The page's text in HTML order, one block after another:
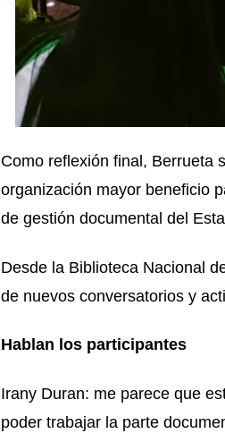
Como reflexión final, Berrueta
organización mayor beneficio
de gestión documental del
Desde la Biblioteca Nacional
de nuevos conversatorios y
Hablan los participantes
Irany Duran: me parece que
poder trabajar la parte